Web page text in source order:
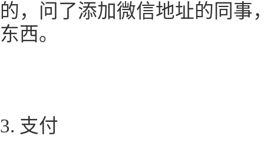
的，问了添加微信地址的同事
东西。
3. 支付